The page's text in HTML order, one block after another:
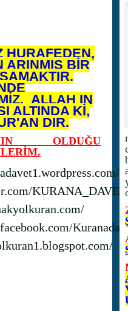
HURAFEDEN,
ARINMIŞ BİR
ALLAH IN
ALTINDA Kİ,
DIR.
OLDUĞU
KURANA_DAVET